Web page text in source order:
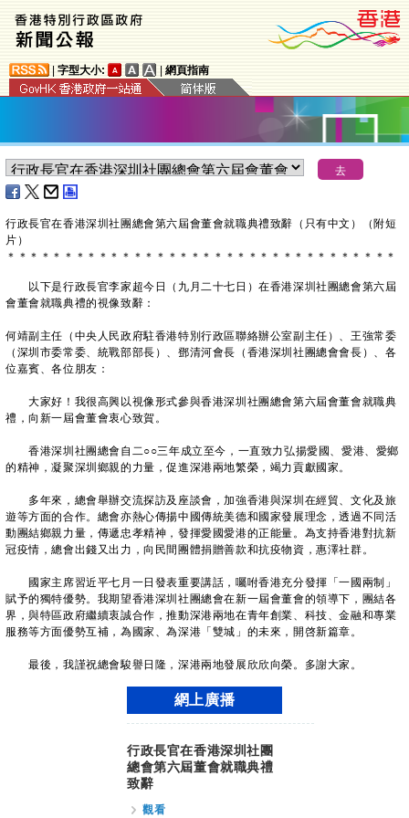
字型大小: 網頁指南
行政長官在香港深圳社團總會第六屆會董會就職典禮致辭（只有中文）（附短
片）
＊ ＊ ＊ ＊ ＊ ＊ ＊ ＊ ＊ ＊ ＊ ＊ ＊ ＊ ＊ ＊ ＊ ＊ ＊ ＊ ＊ ＊ ＊ ＊ ＊ ＊ ＊ ＊ ＊ ＊ ＊ ＊ ＊ ＊
​以下是行政長官李家超今日（九月二十七日）在香港深圳社團總會第六屆
會董會就職典禮的視像致辭：
何靖副主任（中央人民政府駐香港特別行政區聯絡辦公室副主任）、王強常委
（深圳市委常委、統戰部部長）、鄧清河會長（香港深圳社團總會會長）、各
位嘉賓、各位朋友：
大家好！我很高興以視像形式參與香港深圳社團總會第六屆會董會就職典
禮，向新一屆會董會衷心致賀。
香港深圳社團總會自二○○三年成立至今，一直致力弘揚愛國、愛港、愛鄉
的精神，凝聚深圳鄉親的力量，促進深港兩地繁榮，竭力貢獻國家。
多年來，總會舉辦交流探訪及座談會，加強香港與深圳在經貿、文化及旅
遊等方面的合作。總會亦熱心傳揚中國傳統美德和國家發展理念，透過不同活
動團結鄉親力量，傳遞忠孝精神，發揮愛國愛港的正能量。為支持香港對抗新
冠疫情，總會出錢又出力，向民間團體捐贈善款和抗疫物資，惠澤社群。
國家主席習近平七月一日發表重要講話，囑咐香港充分發揮「一國兩制」
賦予的獨特優勢。我期望香港深圳社團總會在新一屆會董會的領導下，團結各
界，與特區政府繼續衷誠合作，推動深港兩地在青年創業、科技、金融和專業
服務等方面優勢互補，為國家、為深港「雙城」的未來，開啓新篇章。
最後，我謹祝總會駿譽日隆，深港兩地發展欣欣向榮。多謝大家。
網上廣播
行政長官在香港深圳社團
總會第六屆董會就職典禮
致辭
觀看